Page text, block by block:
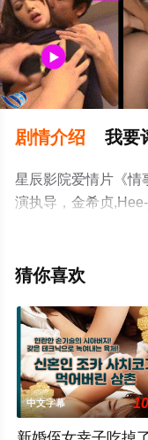
剧情介绍 我要
星辰影院爱情片《情
演执导，金希贞
雪英,Sul-young,Yoo
关信息可移步至豆瓣
猜你喜欢
中文字幕